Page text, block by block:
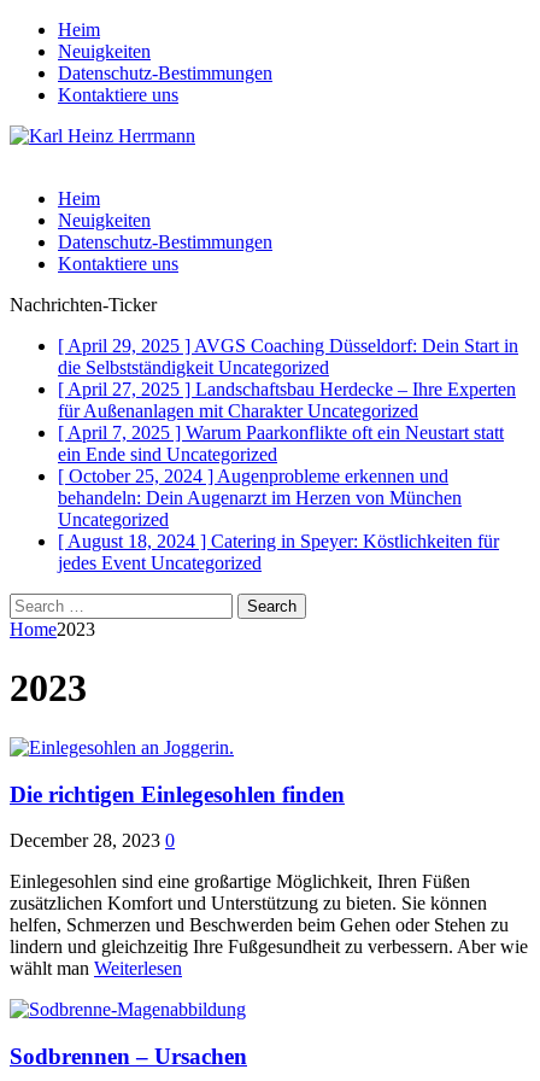
Heim
Neuigkeiten
Datenschutz-Bestimmungen
Kontaktiere uns
Heim
Neuigkeiten
Datenschutz-Bestimmungen
Kontaktiere uns
Nachrichten-Ticker
[ April 29, 2025 ] AVGS Coaching Düsseldorf: Dein Start in
die Selbstständigkeit Uncategorized
[ April 27, 2025 ] Landschaftsbau Herdecke – Ihre Experten
für Außenanlagen mit CharakterUncategorized
[ April 7, 2025 ] Warum Paarkonflikte oft ein Neustart statt
ein Ende sind Uncategorized
[ October 25, 2024 ] Augenprobleme erkennen und
behandeln: Dein Augenarzt im Herzen von München
Uncategorized
[ August 18, 2024 ] Catering in Speyer: Köstlichkeiten für
jedes Event Uncategorized
Search
for:
Home2023
2023
Die richtigen Einlegesohlen finden
December 28, 2023 0
Einlegesohlen sind eine großartige Möglichkeit, Ihren Füßen
zusätzlichen Komfort und Unterstützung zu bieten. Sie können
helfen, Schmerzen und Beschwerden beim Gehen oder Stehen zu
lindern und gleichzeitig Ihre Fußgesundheit zu verbessern. Aber wie
wählt man Weiterlesen
Sodbrennen – Ursachen